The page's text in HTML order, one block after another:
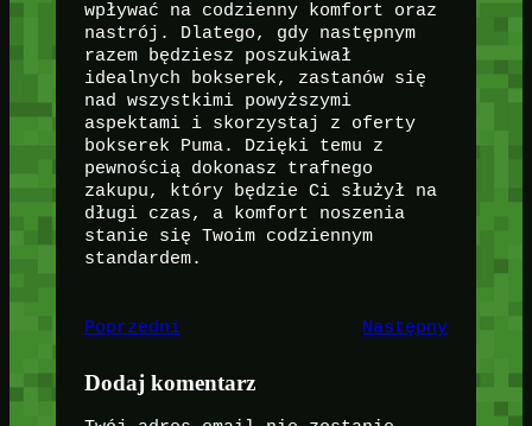
wpływać na codzienny komfort oraz
nastrój. Dlatego, gdy następnym
razem będziesz poszukiwał
idealnych bokserek, zastanów się
nad wszystkimi powyższymi
aspektami i skorzystaj z oferty
bokserek Puma. Dzięki temu z
pewnością dokonasz trafnego
zakupu, który będzie Ci służył na
długi czas, a komfort noszenia
stanie się Twoim codziennym
standardem.
Poprzedni Następny
Dodaj komentarz